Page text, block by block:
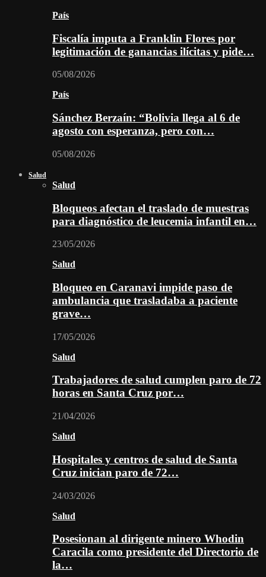
País
Fiscalía imputa a Franklin Flores por
legitimación de ganancias ilícitas y pide…
05/08/2026
País
Sánchez Berzaín: “Bolivia llega al 6 de
agosto con esperanza, pero con…
05/08/2026
Salud
Salud
Bloqueos afectan el traslado de muestras
para diagnóstico de leucemia infantil en…
23/05/2026
Salud
Bloqueo en Caranavi impide paso de
ambulancia que trasladaba a paciente
grave…
17/05/2026
Salud
Trabajadores de salud cumplen paro de 72
horas en Santa Cruz por…
21/04/2026
Salud
Hospitales y centros de salud de Santa
Cruz inician paro de 72…
24/03/2026
Salud
Posesionan al dirigente minero Whodin
Caracila como presidente del Directorio de
la…